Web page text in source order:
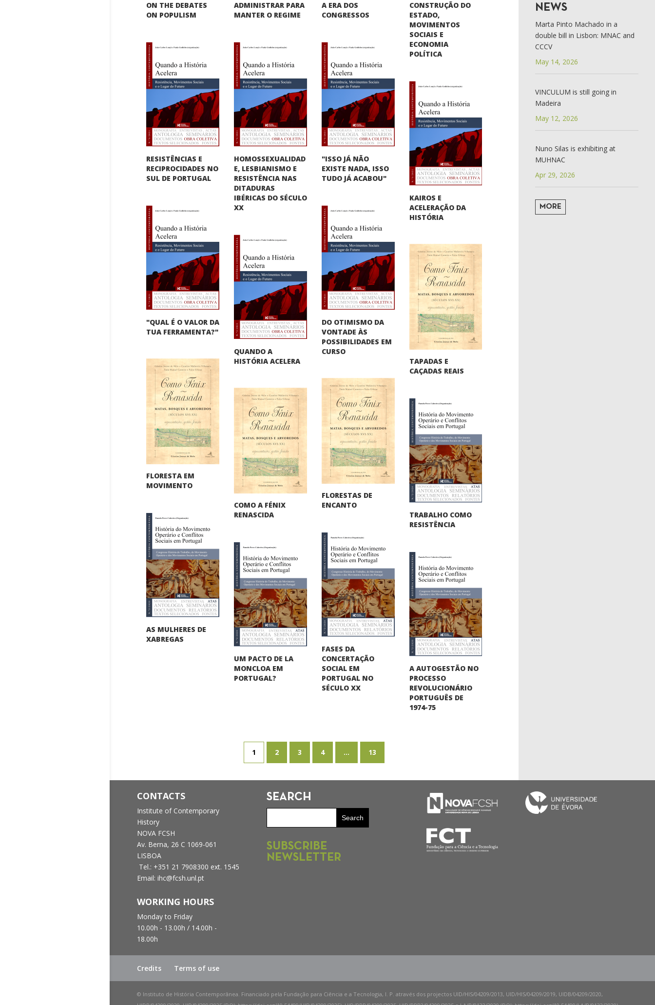
ON THE DEBATES
ON POPULISM
ADMINISTRAR PARA
MANTER O REGIME
A ERA DOS
CONGRESSOS
CONSTRUÇÃO DO
ESTADO,
MOVIMENTOS
SOCIAIS E
ECONOMIA
POLÍTICA
RESISTÊNCIAS E
RECIPROCIDADES NO
SUL DE PORTUGAL
HOMOSSEXUALIDAD
E, LESBIANISMO E
RESISTÊNCIA NAS
DITADURAS
IBÉRICAS DO SÉCULO
XX
"ISSO JÁ NÃO
EXISTE NADA, ISSO
TUDO JÁ ACABOU"
KAIROS E
ACELERAÇÃO DA
HISTÓRIA
"QUAL É O VALOR DA
TUA FERRAMENTA?"
DO OTIMISMO DA
VONTADE ÀS
POSSIBILIDADES EM
CURSO
QUANDO A
HISTÓRIA ACELERA
TAPADAS E
CAÇADAS REAIS
FLORESTA EM
MOVIMENTO
FLORESTAS DE
ENCANTO
COMO A FÉNIX
RENASCIDA TRABALHO COMO
RESISTÊNCIA
AS MULHERES DE
XABREGAS
FASES DA
CONCERTAÇÃO
SOCIAL EM
PORTUGAL NO
SÉCULO XX
UM PACTO DE LA
MONCLOA EM
PORTUGAL?
A AUTOGESTÃO NO
PROCESSO
REVOLUCIONÁRIO
PORTUGUÊS DE
1974-75
1 2 3 4 ... 13
NEWS
Marta Pinto Machado in a
double bill in Lisbon: MNAC and
CCCV
May 14, 2026
VINCULUM is still going in
Madeira
May 12, 2026
Nuno Silas is exhibiting at
MUHNAC
Apr 29, 2026
MORE
CONTACTS
Institute of Contemporary
History
NOVA FCSH
Av. Berna, 26 C 1069-061
LISBOA
Tel.: +351 21 7908300 ext. 1545
Email: ihc@fcsh.unl.pt
WORKING HOURS
Monday to Friday
10.00h - 13.00h / 14.00h -
18.00h
SEARCH
SUBSCRIBE
NEWSLETTER
Credits Terms of use
© Instituto de História Contemporânea. Financiado pela Fundação para Ciência e a Tecnologia, I. P. através dos projectos UID/HIS/04209/2013, UID/HIS/04209/2019, UIDB/04209/2020,